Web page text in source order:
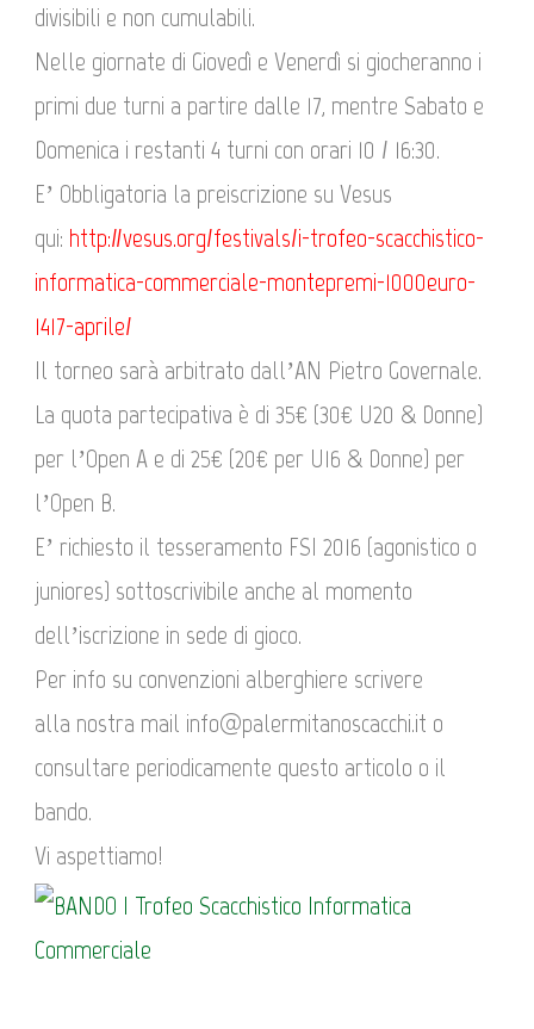
divisibili e non cumulabili.
Nelle giornate di Giovedì e Venerdì si giocheranno i
primi due turni a partire dalle 17, mentre Sabato e
Domenica i restanti 4 turni con orari 10 / 16:30.
E’ Obbligatoria la preiscrizione su Vesus
qui: http://vesus.org/festivals/i-trofeo-scacchistico-
informatica-commerciale-montepremi-1000euro-
1417-aprile/
Il torneo sarà arbitrato dall’AN Pietro Governale.
La quota partecipativa è di 35€ (30€ U20 & Donne)
per l’Open A e di 25€ (20€ per U16 & Donne) per
l’Open B.
E’ richiesto il tesseramento FSI 2016 (agonistico o
juniores) sottoscrivibile anche al momento
dell’iscrizione in sede di gioco.
Per info su convenzioni alberghiere scrivere
alla nostra mail info@palermitanoscacchi.it o
consultare periodicamente questo articolo o il
bando.
Vi aspettiamo!